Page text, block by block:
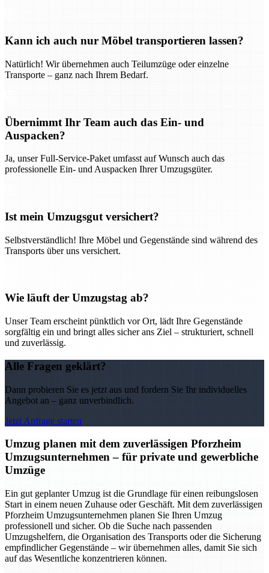
Kann ich auch nur Möbel transportieren lassen?
Natürlich! Wir übernehmen auch Teilumzüge oder einzelne
Transporte – ganz nach Ihrem Bedarf.
Übernimmt Ihr Team auch das Ein- und
Auspacken?
Ja, unser Full-Service-Paket umfasst auf Wunsch auch das
professionelle Ein- und Auspacken Ihrer Umzugsgüter.
Ist mein Umzugsgut versichert?
Selbstverständlich! Ihre Möbel und Gegenstände sind während des
Transports über uns versichert.
Wie läuft der Umzugstag ab?
Unser Team erscheint pünktlich vor Ort, lädt Ihre Gegenstände
sorgfältig ein und bringt alles sicher ans Ziel – strukturiert, schnell
und zuverlässig.
Alle Fragen geklärt?
Dann probieren Sie es jetzt aus und fordern Sie Ihr individuelles
Angebot an – ganz unverbindlich.
Jetzt Anfrage starten
Umzug planen mit dem zuverlässigen Pforzheim
Umzugsunternehmen – für private und gewerbliche
Umzüge
Ein gut geplanter Umzug ist die Grundlage für einen reibungslosen
Start in einem neuen Zuhause oder Geschäft. Mit dem zuverlässigen
Pforzheim Umzugsunternehmen planen Sie Ihren Umzug
professionell und sicher. Ob die Suche nach passenden
Umzugshelfern, die Organisation des Transports oder die Sicherung
empfindlicher Gegenstände – wir übernehmen alles, damit Sie sich
auf das Wesentliche konzentrieren können.